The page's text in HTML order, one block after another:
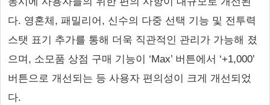
다. 영혼체, 패밀리어, 신수의 다중 선택 기능 및 전투력
스탯 표기 추가를 통해 더욱 직관적인 관리가 가능해 졌
으며, 소모품 상점 구매 기능이 ‘Max’ 버튼에서 ‘+1,000’
버튼으로 개선되는 등 사용자 편의성이 크게 개선되었
다.